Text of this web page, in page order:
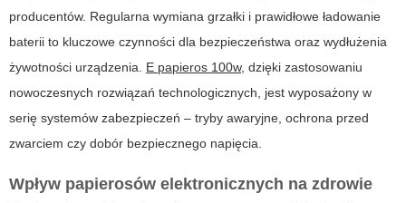
producentów. Regularna wymiana grzałki i prawidłowe ładowanie
baterii to kluczowe czynności dla bezpieczeństwa oraz wydłużenia
żywotności urządzenia. E papieros 100w, dzięki zastosowaniu
nowoczesnych rozwiązań technologicznych, jest wyposażony w
serię systemów zabezpieczeń – tryby awaryjne, ochrona przed
zwarciem czy dobór bezpiecznego napięcia.
Wpływ papierosów elektronicznych na zdrowie